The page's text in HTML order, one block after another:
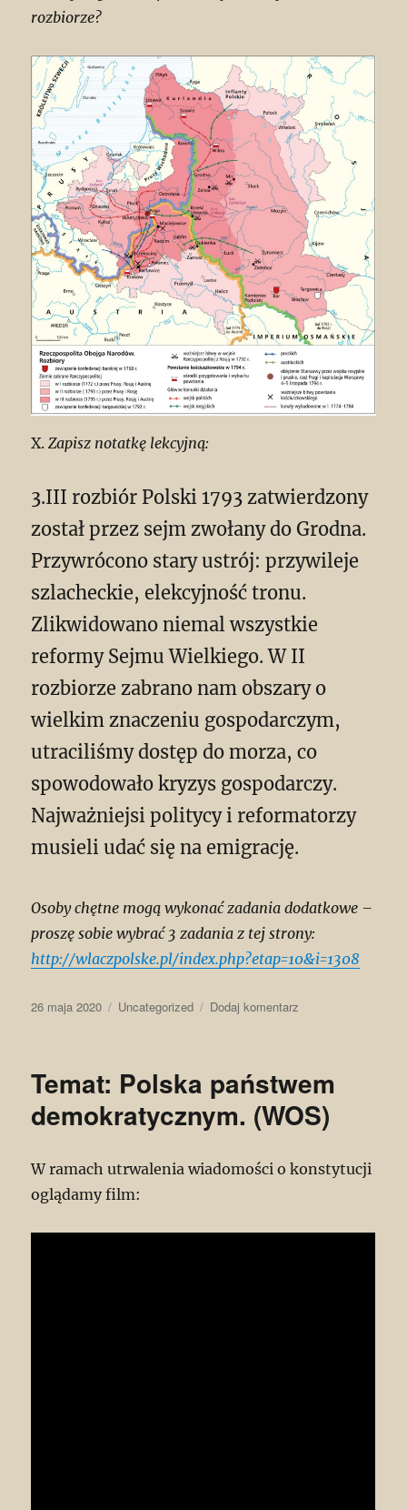
rozbiorze?
X.Zapisz notatkę lekcyjną:
3.III rozbiór Polski 1793 zatwierdzony
został przez sejm zwołany do Grodna.
Przywrócono stary ustrój: przywileje
szlacheckie, elekcyjność tronu.
Zlikwidowano niemal wszystkie
reformy Sejmu Wielkiego. W II
rozbiorze zabrano nam obszary o
wielkim znaczeniu gospodarczym,
utraciliśmy dostęp do morza, co
spowodowało kryzys gospodarczy.
Najważniejsi politycy i reformatorzy
musieli udać się na emigrację.
Osoby chętne mogą wykonać zadania dodatkowe –
proszę sobie wybrać 3 zadania z tej strony:
http://wlaczpolske.pl/index.php?etap=10&i=1308
Data
26 maja 2020 Kategorie
Uncategorized Dodaj komentarz
(klasa
Temat: Polska państwem
demokratycznym. (WOS)
W ramach utrwalenia wiadomości o konstytucji
oglądamy film: